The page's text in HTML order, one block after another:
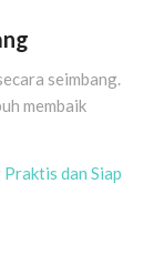
seimbang.
membaik
dan Siap